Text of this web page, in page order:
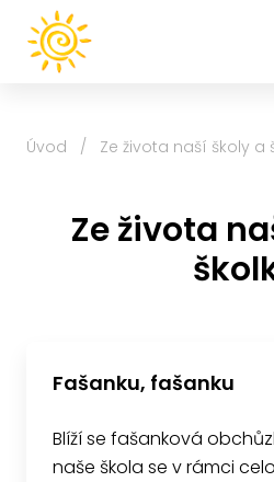
Úvod / Ze života naší školy a
Ze života
Fašanku, fašanku
Blíží se fašanková
naše škola se v rámci